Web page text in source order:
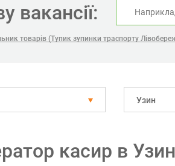
вакансії:
товарів (Тупик зупинки траспорту
Узин
касир в Узин